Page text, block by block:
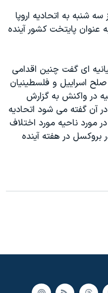
شنبه به اتحادیه اروپا
عنوان پایتخت کشور آینده
ای گفت چنین اقدامی
صلح اسراییل و فلسطینیان
در واکنش به گزارش
آن گفته می شود اتحادیه
مورد ناحیه مورد اختلاف
بروکسل در هفته آینده